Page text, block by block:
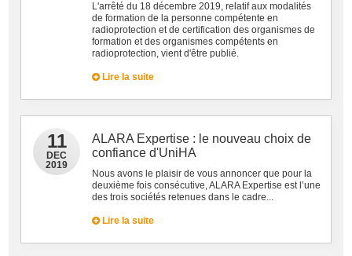
L'arrêté du 18 décembre 2019, relatif aux modalités
de formation de la personne compétente en
radioprotection et de certification des organismes de
formation et des organismes compétents en
radioprotection, vient d'être publié.
Lire la suite
11
DEC
2019
ALARA Expertise : le nouveau choix de
confiance d'UniHA
Nous avons le plaisir de vous annoncer que pour la
deuxième fois consécutive, ALARA Expertise est l’une
des trois sociétés retenues dans le cadre...
Lire la suite